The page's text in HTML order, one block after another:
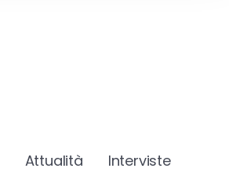
Attualità Interviste